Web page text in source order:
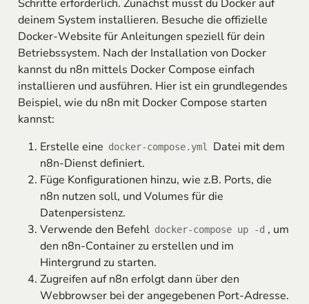
Schritte erforderlich. Zunächst musst du Docker auf
deinem System installieren. Besuche die offizielle
Docker-Website für Anleitungen speziell für dein
Betriebssystem. Nach der Installation von Docker
kannst du n8n mittels Docker Compose einfach
installieren und ausführen. Hier ist ein grundlegendes
Beispiel, wie du n8n mit Docker Compose starten
kannst:
Erstelle eine docker-compose.yml
Datei mit dem
n8n-Dienst definiert.
Füge Konfigurationen hinzu, wie z.B. Ports, die
n8n nutzen soll, und Volumes für die
Datenpersistenz.
Verwende den Befehl docker-compose up -d , um
den n8n-Container zu erstellen und im
Hintergrund zu starten.
Zugreifen auf n8n erfolgt dann über den
Webbrowser bei der angegebenen Port-Adresse.